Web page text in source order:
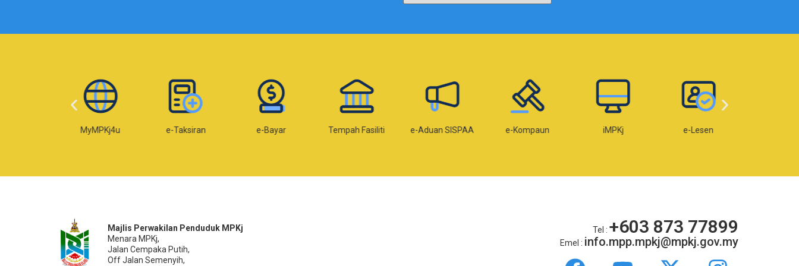
MyMPKj4u e-Taksiran e-Bayar Tempah Fasiliti e-Aduan SISPAA e-Kompaun iMPKj e-Lesen
Majlis Perwakilan Penduduk MPKj
Menara MPKj,
Jalan Cempaka Putih,
Off Jalan Semenyih,
Tel : +603 873 77899
Emel : info.mpp.mpkj@mpkj.gov.my